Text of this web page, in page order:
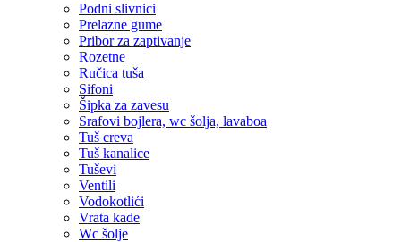
Podni slivnici
Prelazne gume
Pribor za zaptivanje
Rozetne
Ručica tuša
Sifoni
Šipka za zavesu
Srafovi bojlera, wc šolja, lavaboa
Tuš creva
Tuš kanalice
Tuševi
Ventili
Vodokotlići
Vrata kade
Wc šolje